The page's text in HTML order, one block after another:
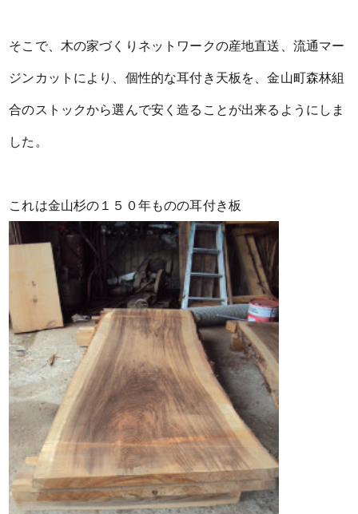
そこで、木の家づくりネットワークの産地直送、流通マー
ジンカットにより、個性的な耳付き天板を、金山町森林組
合のストックから選んで安く造ることが出来るようにしま
した。
これは金山杉の１５０年ものの耳付き板